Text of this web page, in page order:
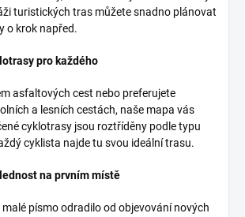
turistických tras můžete snadno plánovat
o krok napřed.
pro každého
asfaltových cest nebo preferujete
a lesních cestách, naše mapa vás
cyklotrasy jsou roztříděny podle typu
cyklista najde tu svou ideální trasu.
na prvním místě
písmo odradilo od objevování nových